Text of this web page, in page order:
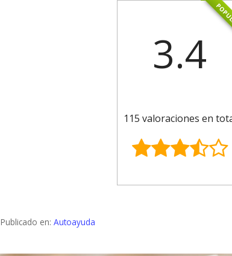
3.4
115 valoraciones en
Publicado en:Autoayuda